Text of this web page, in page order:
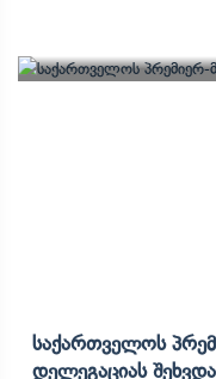
Საქართველოს
Დელეგაციას Შეხვდა